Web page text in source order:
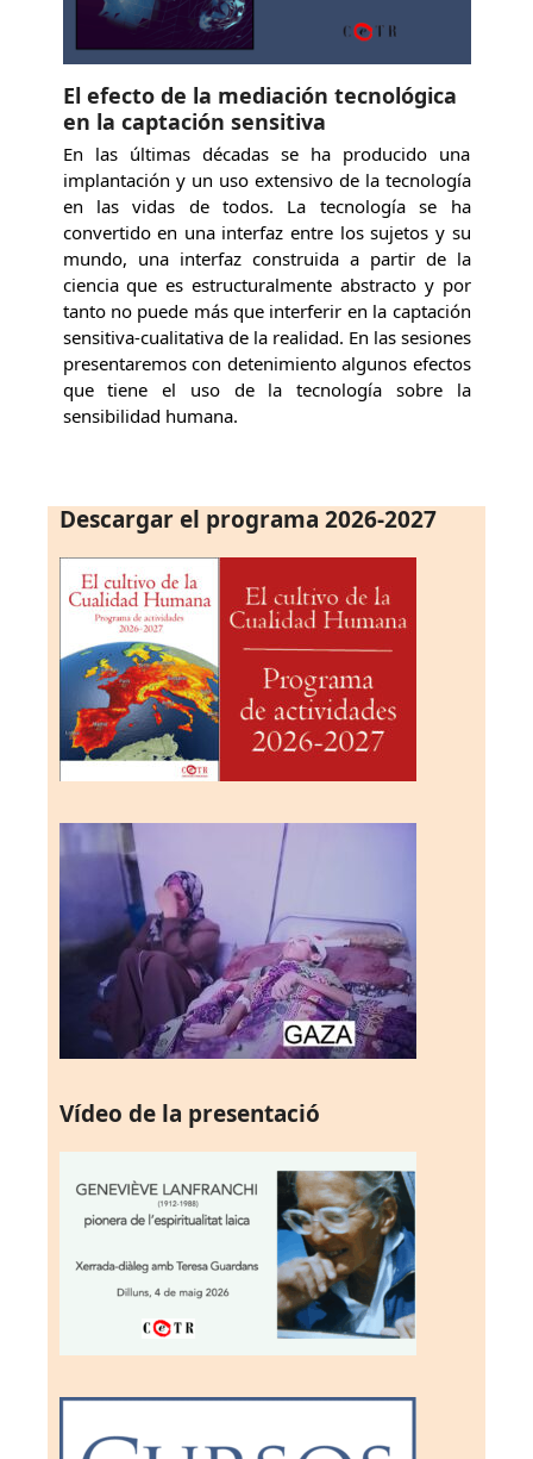
El efecto de la mediación tecnológica
en la captación sensitiva
En las últimas décadas se ha producido una
implantación y un uso extensivo de la tecnología
en las vidas de todos. La tecnología se ha
convertido en una interfaz entre los sujetos y su
mundo, una interfaz construida a partir de la
ciencia que es estructuralmente abstracto y por
tanto no puede más que interferir en la captación
sensitiva-cualitativa de la realidad. En las sesiones
presentaremos con detenimiento algunos efectos
que tiene el uso de la tecnología sobre la
sensibilidad humana.
Descargar el programa 2026-2027
Vídeo de la presentació